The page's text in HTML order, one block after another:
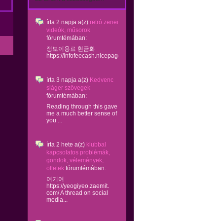
írta 2 napja a(z) retró zenei
videók, műsorok
fórumtémában:
정보이용료 현금화
https://infofeecash.nicepage...
írta 3 napja a(z) Kedvenc
sláger szövegek
fórumtémában:
Reading through this gave
me a much better sense of
you ...
írta 2 hete a(z) klubbal
kapcsolatos problémák,
gondok, vélemények,
ötletek fórumtémában:
여기여
https://yeogiyeo.zaemit.
com/ A thread on social
media...